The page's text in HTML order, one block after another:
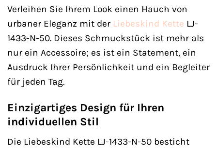
Verleihen Sie Ihrem Look einen Hauch von
urbaner Eleganz mit der Liebeskind Kette LJ-
1433-N-50. Dieses Schmuckstück ist mehr als
nur ein Accessoire; es ist ein Statement, ein
Ausdruck Ihrer Persönlichkeit und ein Begleiter
für jeden Tag.
Einzigartiges Design für Ihren
individuellen Stil
Die Liebeskind Kette LJ-1433-N-50 besticht